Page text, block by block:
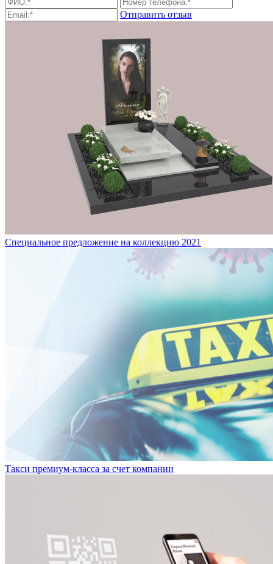
Отправить отзыв
Специальное предложение на коллекцию 2021
Такси премиум-класса за счет компании